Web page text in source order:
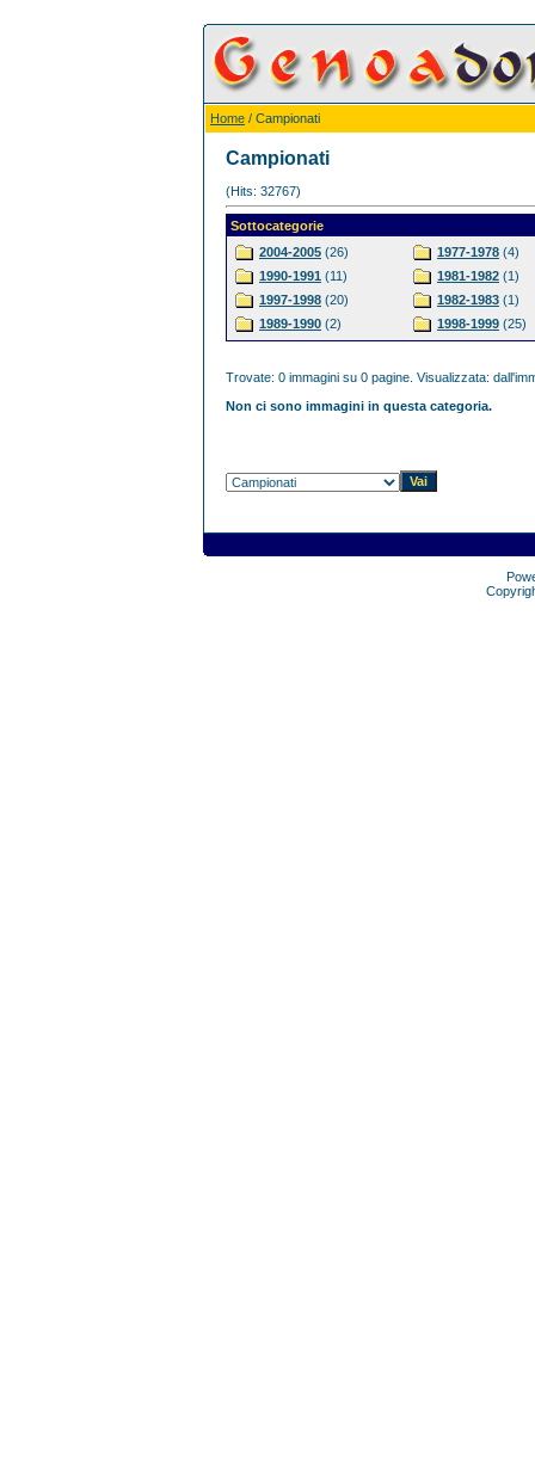
Home / Campionati
Campionati
(Hits: 32767)
Sottocategorie
2004-2005 (26)
1990-1991 (11)
1997-1998 (20)
1989-1990 (2)
1977-1978 (4)
1981-1982 (1)
1982-1983 (1)
1998-1999 (25)
Trovate: 0 immagini su 0 pagine. Visualizzata:
Non ci sono immagini in questa categoria.